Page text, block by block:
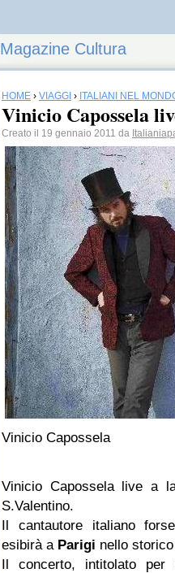
Magazine Cultura
HOME › VIAGGI › ITALIANI NEL
Vinicio Capossela
Creato il 19 gennaio 2011 da
Vinicio Capossela
Vinicio Capossela live a
S.Valentino.
Il cantautore italiano
esibirà a Parigi nello
Il concerto, intitolato per